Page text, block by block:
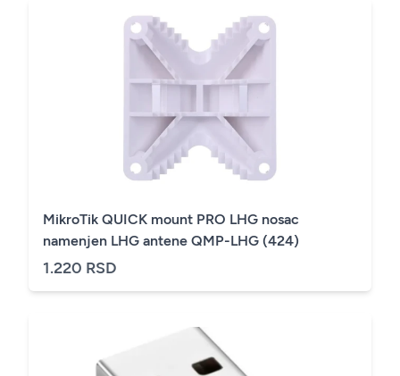
MikroTik QUICK mount PRO LHG nosac
namenjen LHG antene QMP-LHG (424)
1.220 RSD